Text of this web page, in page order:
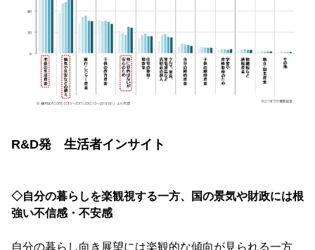
R&D発 生活者インサイト
◇自分の暮らしを楽観視する一方、国の景気や財政には根
強い不信感・不安感
自分の暮らし向き展望には楽観的な傾向が見られる一方、